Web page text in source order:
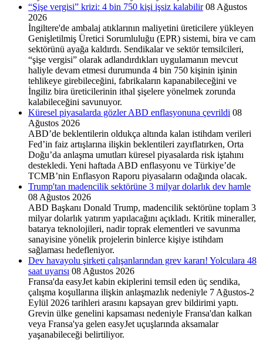
“Şişe vergisi” krizi: 4 bin 750 kişi işsiz kalabilir 08 Ağustos
2026
İngiltere'de ambalaj atıklarının maliyetini üreticilere yükleyen
Genişletilmiş Üretici Sorumluluğu (EPR) sistemi, bira ve cam
sektörünü ayağa kaldırdı. Sendikalar ve sektör temsilcileri,
“şişe vergisi” olarak adlandırdıkları uygulamanın mevcut
haliyle devam etmesi durumunda 4 bin 750 kişinin işinin
tehlikeye girebileceğini, fabrikaların kapanabileceğini ve
İngiliz bira üreticilerinin ithal şişelere yönelmek zorunda
kalabileceğini savunuyor.
Küresel piyasalarda gözler ABD enflasyonuna çevrildi 08
Ağustos 2026
ABD’de beklentilerin oldukça altında kalan istihdam verileri
Fed’in faiz artışlarına ilişkin beklentileri zayıflatırken, Orta
Doğu’da anlaşma umutları küresel piyasalarda risk iştahını
destekledi. Yeni haftada ABD enflasyonu ve Türkiye’de
TCMB’nin Enflasyon Raporu piyasaların odağında olacak.
Trump'tan madencilik sektörüne 3 milyar dolarlık dev hamle
08 Ağustos 2026
ABD Başkanı Donald Trump, madencilik sektörüne toplam 3
milyar dolarlık yatırım yapılacağını açıkladı. Kritik mineraller,
batarya teknolojileri, nadir toprak elementleri ve savunma
sanayisine yönelik projelerin binlerce kişiye istihdam
sağlaması hedefleniyor.
Dev havayolu şirketi çalışanlarından grev kararı! Yolculara 48
saat uyarısı 08 Ağustos 2026
Fransa'da easyJet kabin ekiplerini temsil eden üç sendika,
çalışma koşullarına ilişkin anlaşmazlık nedeniyle 7 Ağustos-2
Eylül 2026 tarihleri arasını kapsayan grev bildirimi yaptı.
Grevin ülke genelini kapsaması nedeniyle Fransa'dan kalkan
veya Fransa'ya gelen easyJet uçuşlarında aksamalar
yaşanabileceği belirtiliyor.